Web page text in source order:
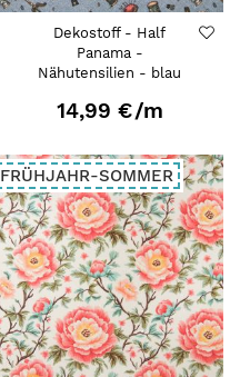
Dekostoff - Half
Panama -
Nähutensilien - blau
14,99 €/m
FRÜHJAHR-SOMMER